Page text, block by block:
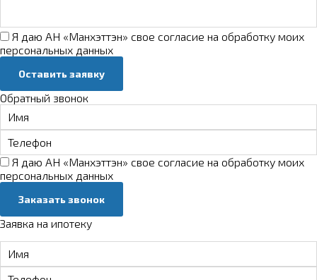
Я даю АН «Манхэттэн» свое согласие на обработку моих
персональных данных
Оставить заявку
Обратный звонок
Я даю АН «Манхэттэн» свое согласие на обработку моих
персональных данных
Заказать звонок
Заявка на ипотеку